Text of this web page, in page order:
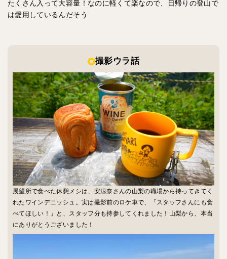
たくさん入って大容量！なのに軽くて楽なので、日帰りの登山で
は愛用しているんだそう
撮影ウラ話
展望所で食べた休憩メシは、安涼奈さんの山梨の職場から持ってきてく
れたワインデニッシュ。実は撮影前のロケ車で、「スタッフさんにも食
べてほしい！」と、スタッフ分も持参してくれました！山梨から、本当
にありがとうございました！